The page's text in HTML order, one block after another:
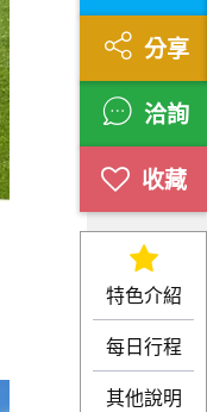
分享
洽詢
特色介紹
每日行程
其他說明